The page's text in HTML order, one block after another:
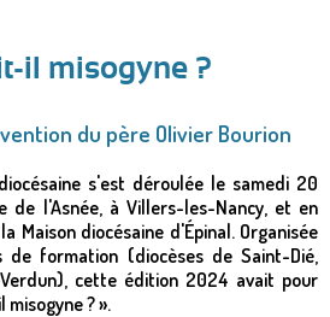
il misogyne ?
du père Olivier Bourion
s'est déroulée le samedi 20
de l'Asnée, à Villers-les-Nancy, et en
Maison diocésaine d'Épinal. Organisée
formation (diocèses de Saint-Dié,
cette édition 2024 avait pour
? ».